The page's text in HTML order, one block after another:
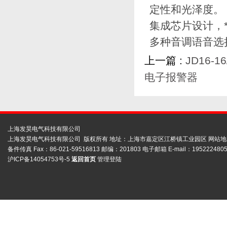
定性和光泽度。
集成芯片设计
多种音调语音
上一篇 : JD16-
电子报警器
上海发昊电气科技有限公司
上海发昊电气科技有限公司 版权所有 地址：上海市嘉定区江桥镇工业园区 网站
备件传真 Fax：86-021-59516813 邮编：201803 电子邮箱 E-mail：
沪ICP备14054753号-5 返回首页 管理登陆